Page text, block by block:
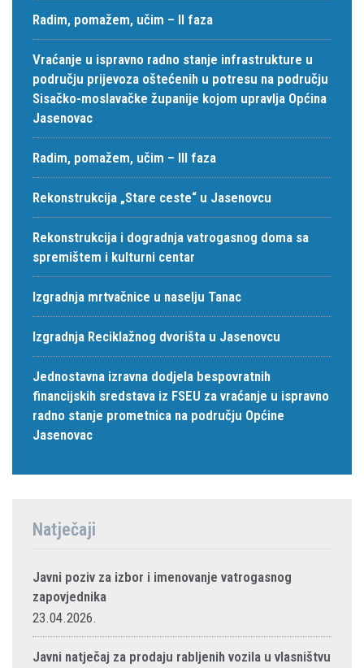
Radim, pomažem, učim – II faza
Vraćanje u ispravno radno stanje infrastrukture u
području prijevoza oštećenih u potresu na području
Sisačko-moslavačke županije kojom upravlja Općina
Jasenovac
Radim, pomažem, učim – III faza
Rekonstrukcija „Stare ceste“ u Jasenovcu
Rekonstrukcija i dogradnja vatrogasnog doma sa
spremištem i kulturni centar
Izgradnja mrtvačnice u naselju Tanac
Izgradnja Reciklažnog dvorišta u Jasenovcu
Jednostavna izravna dodjela bespovratnih
financijskih sredstava iz FSEU za vraćanje u ispravno
radno stanje prometnica na području Općine
Jasenovac
Natječaji
Javni poziv za izbor i imenovanje vatrogasnog
zapovjednika
23.04.2026.
Javni natječaj za prodaju rabljenih vozila u vlasništvu